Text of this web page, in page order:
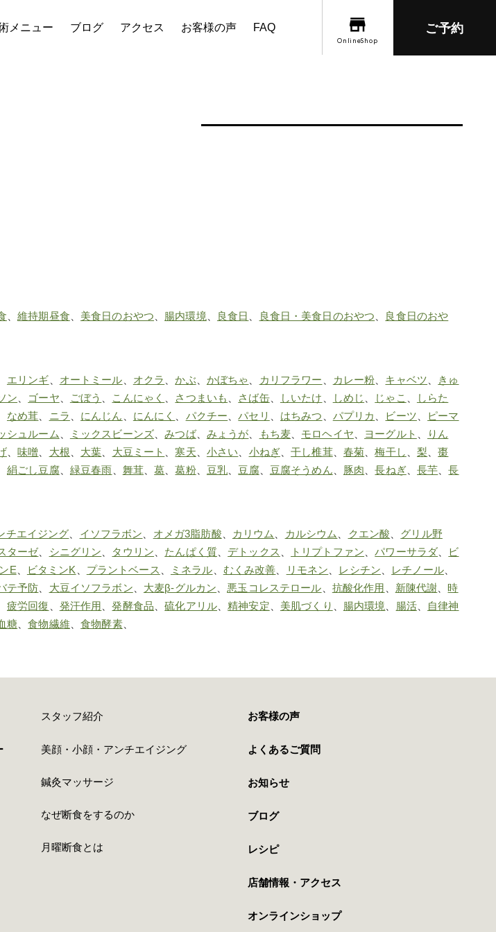
メニュー ブログ アクセス お客様の声 FAQ
OnlineShop
ご予約
、維持期昼食 美食日のおやつ 腸内環境 良食日 良食日・美食日のおやつ
良食日のおや
エリンギ オートミール オクラ 、かぶ かぼちゃ カリフラワー カレー粉 キャベツ
きゅ
ン ゴーヤ ごぼう こんにゃく さつまいも さば缶、 しいたけ しめじ じゃこ
しらた
なめ茸 ニラ にんじん にんにく パクチー 、パセリ はちみつ パプリカ ビーツ
ピーマ
シュルーム ミックスビーンズ 、みつば、 みょうが もち麦 モロヘイヤ ヨーグルト
りん
、味噌 大根 大葉 大豆ミート 寒天 小さい 小ねぎ、干し椎茸、 春菊 、梅干し 梨 、棗
絹ごし豆腐、 緑豆春雨 舞茸 、葛 、葛粉、 豆乳 豆腐、 豆腐そうめん 豚肉 、長ねぎ、長芋 、長
チエイジング イソフラボン オメガ3脂肪酸 カリウム カルシウム クエン酸
グリル野
ターゼ、 シニグリン タウリン たんぱく質、 デトックス トリプトファン 、パワーサラダ
ビ
E ビタミンK プラントベース ミネラル むくみ改善 リモネン レシチン レチノール、
テ予防 大豆イソフラボン 大麦β-グルカン 悪玉コレステロール 抗酸化作用 新陳代謝 、時
疲労回復 発汗作用 、発酵食品 、硫化アリル 、精神安定 美肌づくり 腸内環境 腸活、
自律神
糖 、食物繊維、食物酵素、
スタッフ紹介
美顔・小顔・アンチエイジング
鍼灸マッサージ
なぜ断食をするのか
月曜断食とは
お客様の声
よくあるご質問
お知らせ
ブログ
レシピ
店舗情報・アクセス
オンラインショップ